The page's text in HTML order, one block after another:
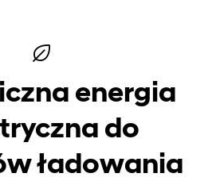
energia
do
ładowania